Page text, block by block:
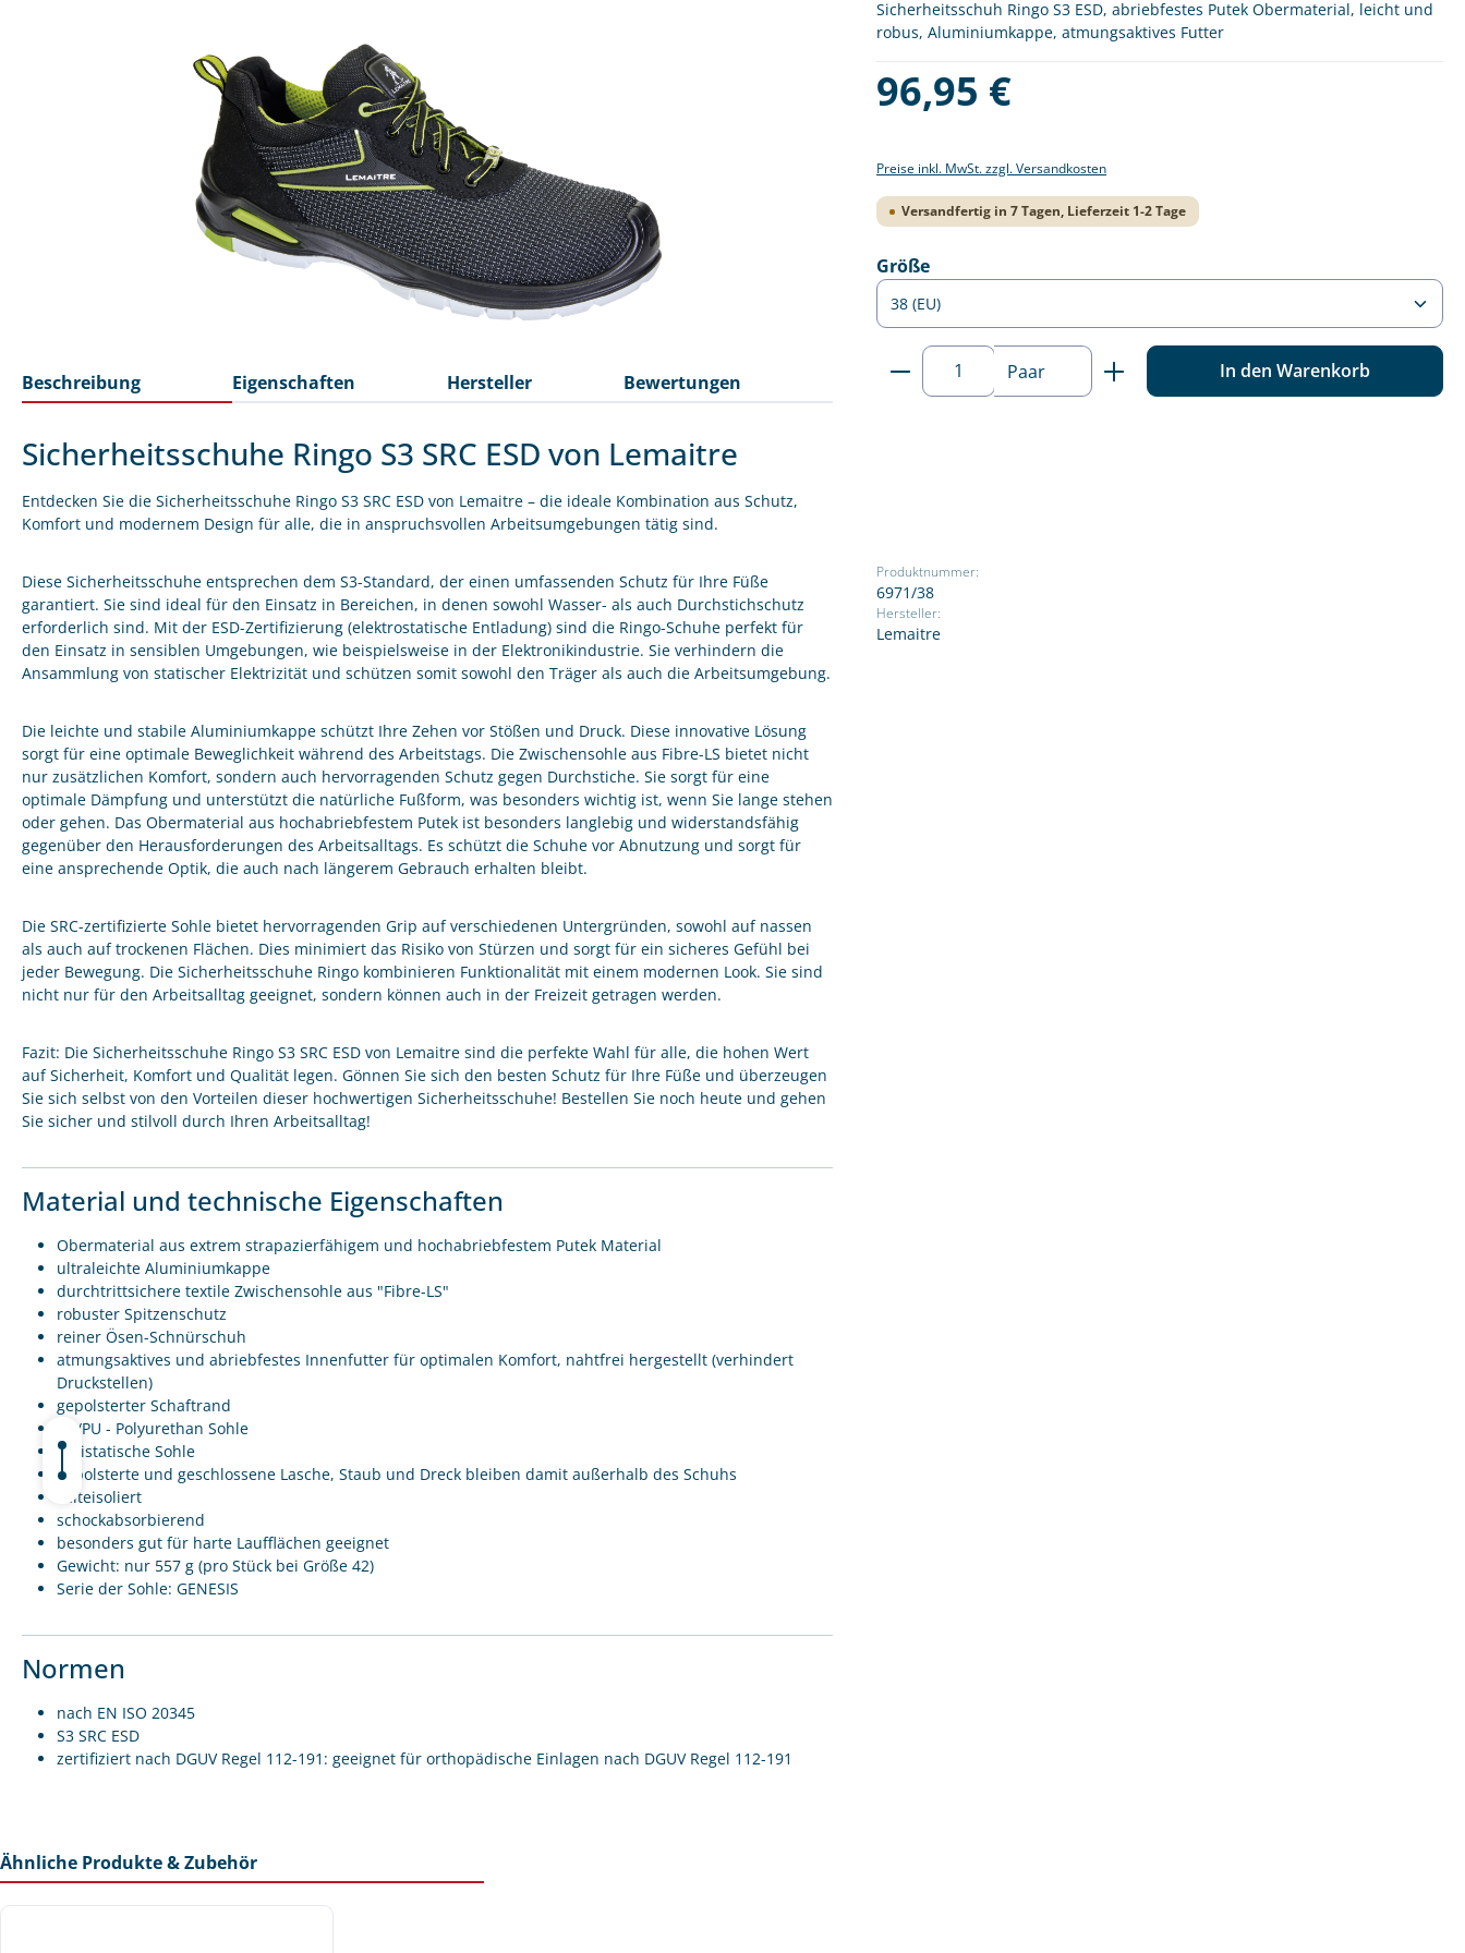
Sicherheitsschuh Ringo S3 ESD, abriebfestes Putek Obermaterial, leicht und
robus, Aluminiumkappe, atmungsaktives Futter
Regulärer Preis:
96,95 €
Preise inkl. MwSt. zzgl. Versandkosten
Versandfertig in 7 Tagen, Lieferzeit 1-2 Tage
Größeauswählen
Produkt Anzahl: Gib den gewünschten Wert
Paar In den Warenkorb
Produktnummer:
6971/38
Hersteller:
Lemaitre
Beschreibung Eigenschaften Hersteller Bewertungen
Sicherheitsschuhe Ringo S3 SRC ESD von Lemaitre
Entdecken Sie die Sicherheitsschuhe Ringo S3 SRC ESD von Lemaitre – die ideale Kombination aus Schutz,
Komfort und modernem Design für alle, die in anspruchsvollen Arbeitsumgebungen tätig sind.
Diese Sicherheitsschuhe entsprechen dem S3-Standard, der einen umfassenden Schutz für Ihre Füße
garantiert. Sie sind ideal für den Einsatz in Bereichen, in denen sowohl Wasser- als auch Durchstichschutz
erforderlich sind. Mit der ESD-Zertifizierung (elektrostatische Entladung) sind die Ringo-Schuhe perfekt für
den Einsatz in sensiblen Umgebungen, wie beispielsweise in der Elektronikindustrie. Sie verhindern die
Ansammlung von statischer Elektrizität und schützen somit sowohl den Träger als auch die Arbeitsumgebung.
Die leichte und stabile Aluminiumkappe schützt Ihre Zehen vor Stößen und Druck. Diese innovative Lösung
sorgt für eine optimale Beweglichkeit während des Arbeitstags. Die Zwischensohle aus Fibre-LS bietet nicht
nur zusätzlichen Komfort, sondern auch hervorragenden Schutz gegen Durchstiche. Sie sorgt für eine
optimale Dämpfung und unterstützt die natürliche Fußform, was besonders wichtig ist, wenn Sie lange stehen
oder gehen. Das Obermaterial aus hochabriebfestem Putek ist besonders langlebig und widerstandsfähig
gegenüber den Herausforderungen des Arbeitsalltags. Es schützt die Schuhe vor Abnutzung und sorgt für
eine ansprechende Optik, die auch nach längerem Gebrauch erhalten bleibt.
Die SRC-zertifizierte Sohle bietet hervorragenden Grip auf verschiedenen Untergründen, sowohl auf nassen
als auch auf trockenen Flächen. Dies minimiert das Risiko von Stürzen und sorgt für ein sicheres Gefühl bei
jeder Bewegung. Die Sicherheitsschuhe Ringo kombinieren Funktionalität mit einem modernen Look. Sie sind
nicht nur für den Arbeitsalltag geeignet, sondern können auch in der Freizeit getragen werden.
Fazit: Die Sicherheitsschuhe Ringo S3 SRC ESD von Lemaitre sind die perfekte Wahl für alle, die hohen Wert
auf Sicherheit, Komfort und Qualität legen. Gönnen Sie sich den besten Schutz für Ihre Füße und überzeugen
Sie sich selbst von den Vorteilen dieser hochwertigen Sicherheitsschuhe! Bestellen Sie noch heute und gehen
Sie sicher und stilvoll durch Ihren Arbeitsalltag!
Material und technische Eigenschaften
Obermaterial aus extrem strapazierfähigem und hochabriebfestem Putek Material
ultraleichte Aluminiumkappe
durchtrittsichere textile Zwischensohle aus "Fibre-LS"
robuster Spitzenschutz
reiner Ösen-Schnürschuh
atmungsaktives und abriebfestes Innenfutter für optimalen Komfort, nahtfrei hergestellt (verhindert
Druckstellen)
gepolsterter Schaftrand
PU/PU - Polyurethan Sohle
antistatische Sohle
gepolsterte und geschlossene Lasche, Staub und Dreck bleiben damit außerhalb des Schuhs
kälteisoliert
schockabsorbierend
besonders gut für harte Laufflächen geeignet
Gewicht: nur 557 g (pro Stück bei Größe 42)
Serie der Sohle: GENESIS
Normen
nach EN ISO 20345
S3 SRC ESD
zertifiziert nach DGUV Regel 112-191: geeignet für orthopädische Einlagen nach DGUV Regel 112-191
Ähnliche Produkte & Zubehör
Produktgalerie überspringen